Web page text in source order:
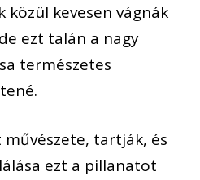
közül kevesen vágnák
ezt talán a nagy
természetes
tartják, és
ezt a pillanatot